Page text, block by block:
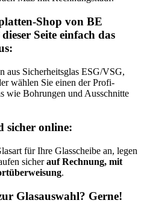
Shop von BE
Seite einfach das
aus Sicherheitsglas ESG/VSG,
wählen Sie einen der Profi-
wie Bohrungen und Ausschnitte
sicher online:
für Ihre Glasscheibe an, legen
sicherauf Rechnung, mit
.
Glasauswahl? Gerne!